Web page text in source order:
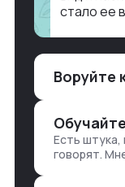
стало ее
продажи,
— все
Воруйте
Есть
говорят.